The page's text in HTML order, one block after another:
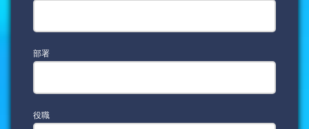
部署
役職